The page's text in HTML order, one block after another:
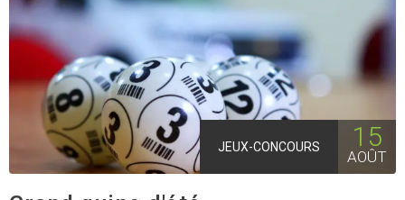
JEUX-CONCOURS 15
AOÛT